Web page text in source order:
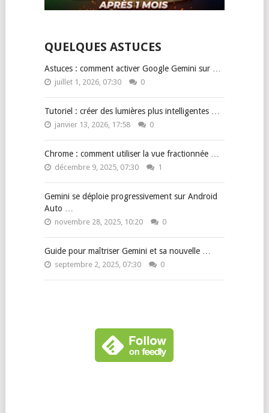
QUELQUES ASTUCES
Astuces : comment activer Google Gemini sur …
juillet 1, 2026, 07:30 0
Tutoriel : créer des lumières plus intelligentes …
janvier 13, 2026, 17:58 0
Chrome : comment utiliser la vue fractionnée …
décembre 9, 2025, 07:30 1
Gemini se déploie progressivement sur Android
Auto …
novembre 28, 2025, 10:20 0
Guide pour maîtriser Gemini et sa nouvelle …
septembre 2, 2025, 07:30 0